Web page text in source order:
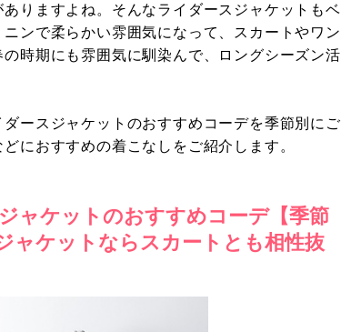
りますよね。そんなライダースジャケットもベ
ンで柔らかい雰囲気になって、スカートやワン
時期にも雰囲気に馴染んで、ロングシーズン活
ースジャケットのおすすめコーデを季節別にご
におすすめの着こなしをご紹介します。
ャケットのおすすめコーデ【季節
ャケットならスカートとも相性抜